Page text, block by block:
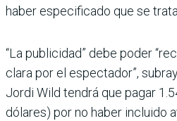
haber especificado que se
“La publicidad” debe poder
clara por el espectador”,
Jordi Wild tendrá que pagar
dólares) por no haber incluido